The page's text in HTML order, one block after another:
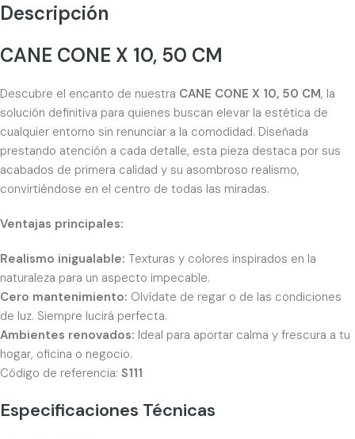
Descripción
CANE CONE X 10, 50 CM
Descubre el encanto de nuestra CANE CONE X 10, 50 CM, la
solución definitiva para quienes buscan elevar la estética de
cualquier entorno sin renunciar a la comodidad. Diseñada
prestando atención a cada detalle, esta pieza destaca por sus
acabados de primera calidad y su asombroso realismo,
convirtiéndose en el centro de todas las miradas.
Ventajas principales:
Realismo inigualable: Texturas y colores inspirados en la
naturaleza para un aspecto impecable.
Cero mantenimiento: Olvídate de regar o de las condiciones
de luz. Siempre lucirá perfecta.
Ambientes renovados: Ideal para aportar calma y frescura a tu
hogar, oficina o negocio.
Código de referencia: S111
Especificaciones Técnicas